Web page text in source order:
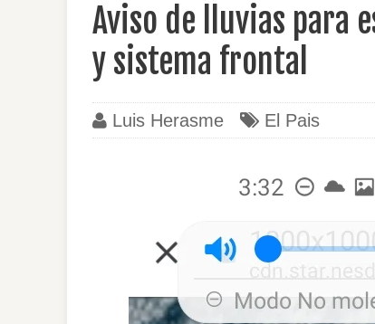
Aviso de lluvias para
y sistema frontal
Luis Herasme El Pais